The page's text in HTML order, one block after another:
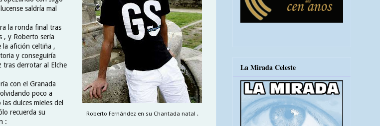
Roberto Fernández en su Chantada natal .
saldría mal
la ronda final tras
, y Roberto sería
afición celtiña ,
y conseguiría
tras derrotar al Elche
con el Granada
poco a
dulces mieles del
recuerda su
:
La Mirada Celeste